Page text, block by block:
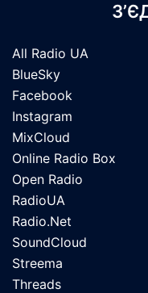
All Radio UA
BlueSky
Facebook
Instagram
MixCloud
Online Radio Box
Open Radio
RadioUA
Radio.Net
SoundCloud
Streema
Threads